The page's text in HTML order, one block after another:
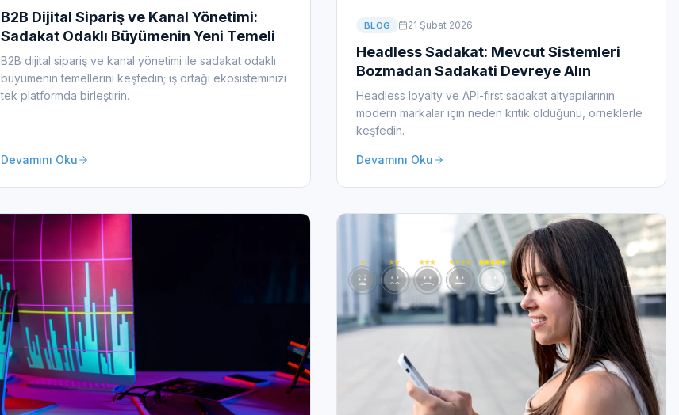
B2B Dijital Sipariş ve Kanal Yönetimi:
Sadakat Odaklı Büyümenin Yeni Temeli
B2B dijital sipariş ve kanal yönetimi ile sadakat odaklı
büyümenin temellerini keşfedin; iş ortağı ekosisteminizi
tek platformda birleştirin.
Devamını Oku
BLOG 21 Şubat 2026
Headless Sadakat: Mevcut Sistemleri
Bozmadan Sadakati Devreye Alın
Headless loyalty ve API-first sadakat altyapılarının
modern markalar için neden kritik olduğunu, örneklerle
keşfedin.
Devamını Oku